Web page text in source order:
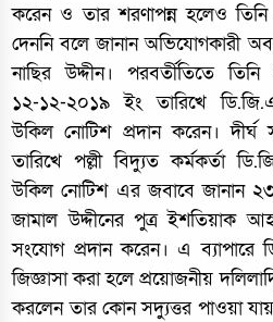
করেন ও তার শরণাপন্ন হলেও
দেননি বলে জানান অভিযোগকারী
নাছির উদ্দীন। পরবর্তীতিতে
১২-১২-২০১৯ ইং তারিখে
উকিল নোটিশ প্রদান করেন।
তারিখে পল্লী বিদ্যুত কর্মকর্তা
উকিল নোটিশ এর জবাবে জানান
জামাল উদ্দীনের পুত্র ইশতিয়াক
সংযোগ প্রদান করেন। এ
জিজ্ঞাসা করা হলে প্রয়োজনীয়
করলেন তার কোন সদ্যুত্তর পাওয়া